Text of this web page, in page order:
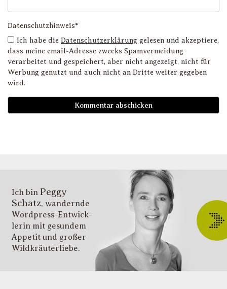
Datenschutzhinweis*
Ich habe die Datenschutzerklärung gelesen und akzeptiere,
dass meine email-Adresse zwecks Spamvermeidung
verarbeitet und gespeichert, aber nicht angezeigt, nicht für
Werbung genutzt und auch nicht an Dritte weiter gegeben
wird.
Ich bin Peggy
Schatz, wandernde
Wordpress-Entwick­
lerin mit gesundem
Appetit und großer
Wildkräuter­liebe.